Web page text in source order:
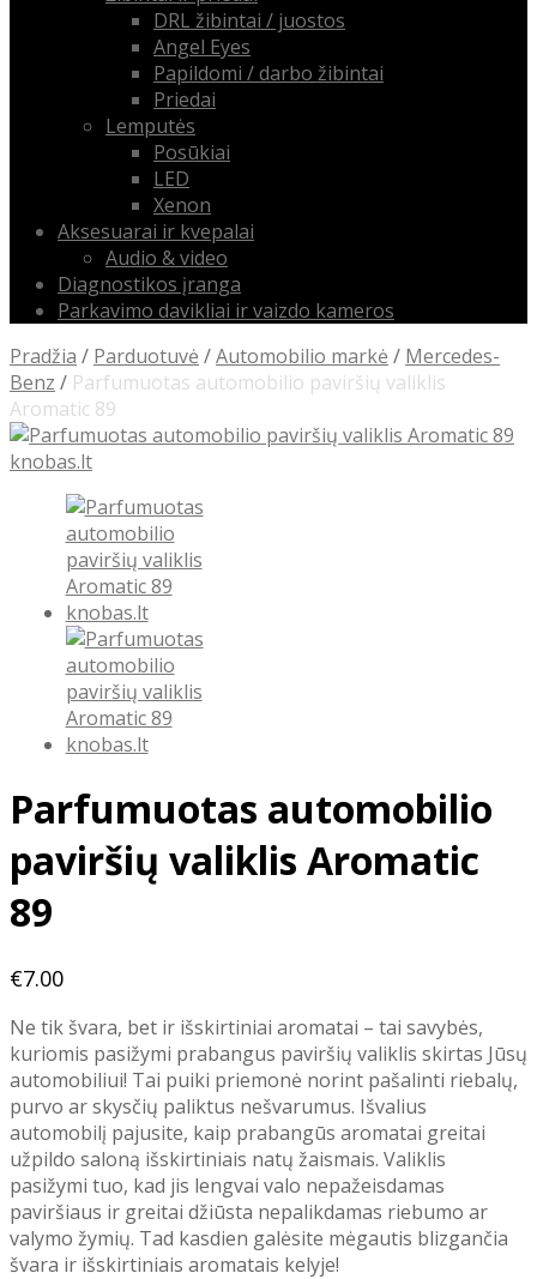
DRL žibintai / juostos
Angel Eyes
Papildomi / darbo žibintai
Priedai
Lemputės
Posūkiai
LED
Xenon
Aksesuarai ir kvepalai
Audio & video
Diagnostikos įranga
Parkavimo davikliai ir vaizdo kameros
Pradžia / Parduotuvė /Automobilio markė / Mercedes-
Benz / Parfumuotas automobilio paviršių valiklis
Aromatic 89
Parfumuotas automobilio
paviršių valiklis Aromatic
89
€7.00
Ne tik švara, bet ir išskirtiniai aromatai – tai savybės,
kuriomis pasižymi prabangus paviršių valiklis skirtas Jūsų
automobiliui! Tai puiki priemonė norint pašalinti riebalų,
purvo ar skysčių paliktus nešvarumus. Išvalius
automobilį pajusite, kaip prabangūs aromatai greitai
užpildo saloną išskirtiniais natų žaismais. Valiklis
pasižymi tuo, kad jis lengvai valo nepažeisdamas
paviršiaus ir greitai džiūsta nepalikdamas riebumo ar
valymo žymių. Tad kasdien galėsite mėgautis blizgančia
švara ir išskirtiniais aromatais kelyje!